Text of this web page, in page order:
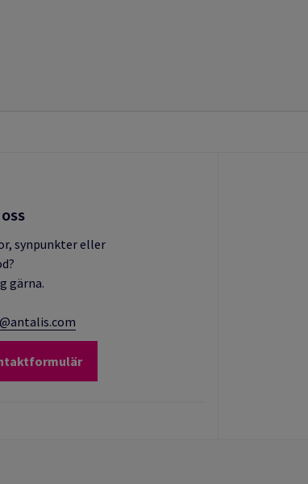
synpunkter eller
gärna.